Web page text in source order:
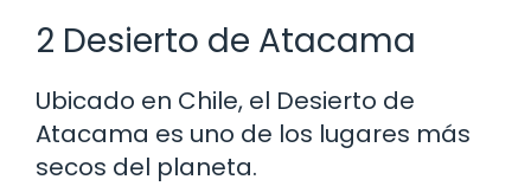
2 Desierto de Atacama
Ubicado en Chile, el Desierto de
Atacama es uno de los lugares más
secos del planeta.